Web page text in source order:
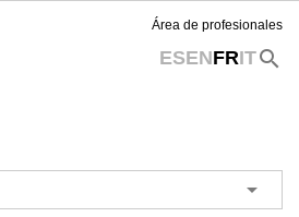
Área de profesionales
ESENFRITsearch
